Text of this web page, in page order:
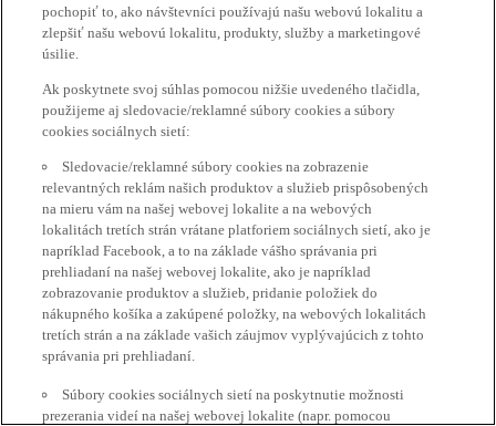
pochopiť to, ako návštevníci používajú našu webovú lokalitu a
zlepšiť našu webovú lokalitu, produkty, služby a marketingové
úsilie.
Ak poskytnete svoj súhlas pomocou nižšie uvedeného tlačidla,
použijeme aj sledovacie/reklamné súbory cookies a súbory
cookies sociálnych sietí:
Sledovacie/reklamné súbory cookies na zobrazenie
relevantných reklám našich produktov a služieb prispôsobených
na mieru vám na našej webovej lokalite a na webových
lokalitách tretích strán vrátane platforiem sociálnych sietí, ako je
napríklad Facebook, a to na základe vášho správania pri
prehliadaní na našej webovej lokalite, ako je napríklad
zobrazovanie produktov a služieb, pridanie položiek do
nákupného košíka a zakúpené položky, na webových lokalitách
tretích strán a na základe vašich záujmov vyplývajúcich z tohto
správania pri prehliadaní.
Súbory cookies sociálnych sietí na poskytnutie možnosti
prezerania videí na našej webovej lokalite (napr. pomocou